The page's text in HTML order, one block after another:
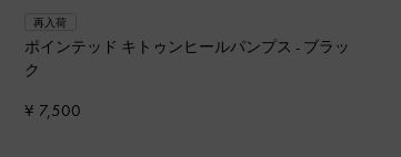
再入荷
ポインテッド キトゥンヒールパンプス - ブラッ
ク
¥ 7,500